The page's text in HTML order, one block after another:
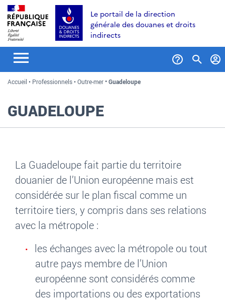
Aller
au
contenu
Aller
recherche
Aller
au
menu
Le portail de la direction
générale des douanes et droits
indirects
Accueil Professionnels Outre-mer Guadeloupe
GUADELOUPE
La Guadeloupe fait partie du territoire
douanier de l’Union européenne mais est
considérée sur le plan fiscal comme un
territoire tiers, y compris dans ses relations
avec la métropole :
les échanges avec la métropole ou tout
autre pays membre de l’Union
européenne sont considérés comme
des importations ou des exportations